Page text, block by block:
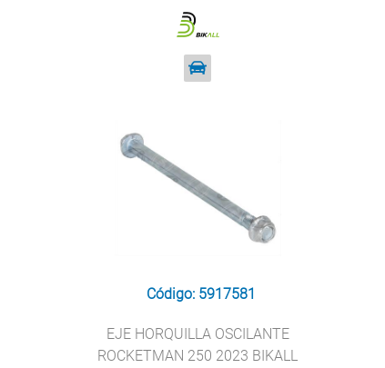
Código: 5917581
EJE HORQUILLA OSCILANTE
ROCKETMAN 250 2023 BIKALL